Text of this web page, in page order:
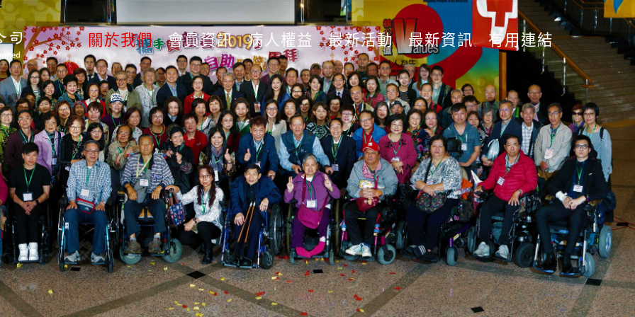
關於我們 會員資訊 病人權益 最新活動 最新資訊 有用連結